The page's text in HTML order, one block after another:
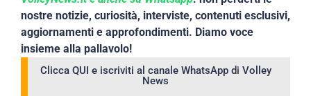
nostre notizie, curiosità, interviste, contenuti esclusivi,
aggiornamenti e approfondimenti. Diamo voce
insieme alla pallavolo!
Clicca QUI e iscriviti al canale WhatsApp di Volley
News